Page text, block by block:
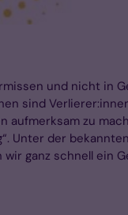
und nicht in
sind
aufmerksam zu
Unter der
ganz schnell ein